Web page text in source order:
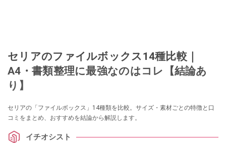
セリアのファイルボックス14種比較｜
A4・書類整理に最強なのはコレ【結論あ
り】
セリアの「ファイルボックス」14種類を比較。サイズ・素材ごとの特徴と口
コミをまとめ、おすすめを結論から解説します。
イチオシスト